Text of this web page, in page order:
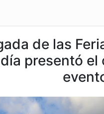
de las
presentó